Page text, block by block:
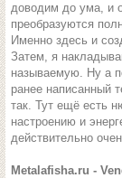
доводим до ума, и
преобразуются
Именно здесь и
Затем, я
называемую. Ну а
ранее написанный
так. Тут ещё есть
настроению и
действительно
Metalafisha.ru -